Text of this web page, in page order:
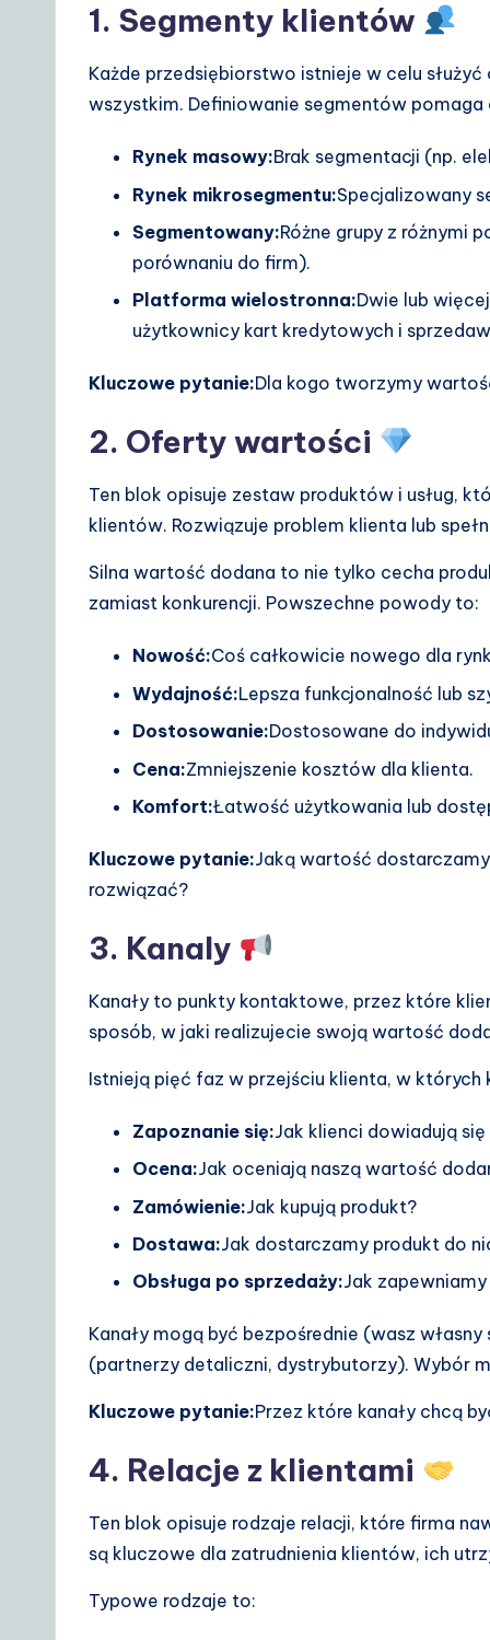
1. Segmenty klientów
Każde przedsiębiorstwo istnieje w celu służyć
wszystkim. Definiowanie segmentów
Rynek masowy:Brak segmentacji (np.
Rynek mikrosegmentu:Specjalizowany
Segmentowany:Różne grupy z różnymi
porównaniu do firm).
Platforma wielostronna:Dwie lub
użytkownicy kart kredytowych i
Kluczowe pytanie:Dla kogo tworzymy
2. Oferty wartości
Ten blok opisuje zestaw produktów i usług,
klientów. Rozwiązuje problem klienta lub
Silna wartość dodana to nie tylko cecha
zamiast konkurencji. Powszechne powody to:
Nowość:Coś całkowicie nowego dla
Wydajność:Lepsza funkcjonalność lub
Dostosowanie:Dostosowane do
Cena:Zmniejszenie kosztów dla klienta.
Komfort:Łatwość użytkowania lub
Kluczowe pytanie:Jaką wartość
rozwiązać?
3. Kanaly
Kanały to punkty kontaktowe, przez które
sposób, w jaki realizujecie swoją wartość
Istnieją pięć faz w przejściu klienta, w których
Zapoznanie się:Jak klienci dowiadują się
Ocena:Jak oceniają naszą wartość
Zamówienie:Jak kupują produkt?
Dostawa:Jak dostarczamy produkt do
Obsługa po sprzedaży:Jak
Kanały mogą być bezpośrednie (wasz
(partnerzy detaliczni, dystrybutorzy). Wybór
Kluczowe pytanie:Przez które kanały chcą
4. Relacje z klientami
Ten blok opisuje rodzaje relacji, które firma
są kluczowe dla zatrudnienia klientów, ich
Typowe rodzaje to: